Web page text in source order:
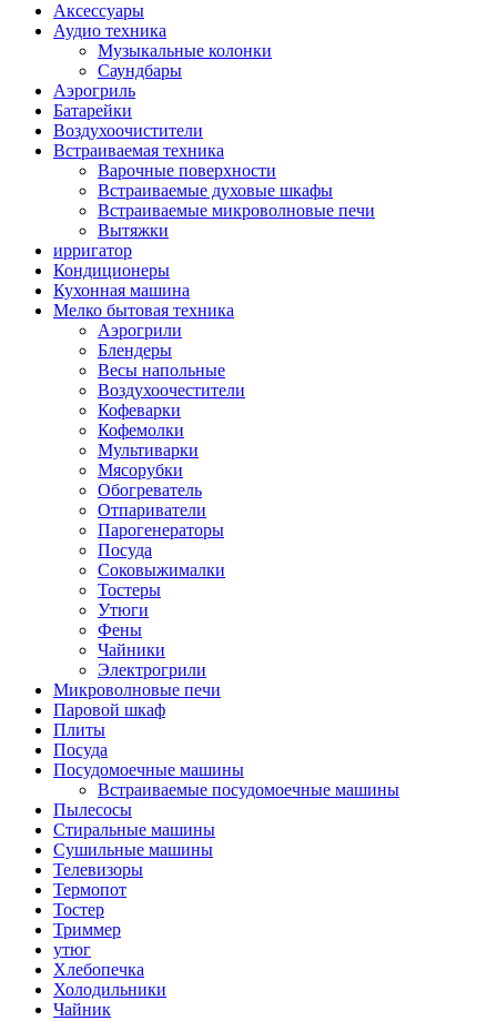
Аксессуары
Аудио техника
Музыкальные колонки
Саундбары
Аэрогриль
Батарейки
Воздухоочистители
Встраиваемая техника
Варочные поверхности
Встраиваемые духовые шкафы
Встраиваемые микроволновые печи
Вытяжки
ирригатор
Кондиционеры
Кухонная машина
Мелко бытовая техника
Аэрогрили
Блендеры
Весы напольные
Воздухоочестители
Кофеварки
Кофемолки
Мультиварки
Мясорубки
Обогреватель
Отпариватели
Парогенераторы
Посуда
Соковыжималки
Тостеры
Утюги
Фены
Чайники
Электрогрили
Микроволновые печи
Паровой шкаф
Плиты
Посуда
Посудомоечные машины
Встраиваемые посудомоечные машины
Пылесосы
Стиральные машины
Сушильные машины
Телевизоры
Термопот
Тостер
Триммер
утюг
Хлебопечка
Холодильники
Чайник